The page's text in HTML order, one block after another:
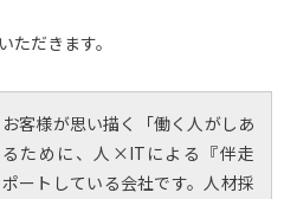
ただきます。
客様が思い描く「働く人がしあ
ために、人×ITによる『伴走
ートしている会社です。人材採